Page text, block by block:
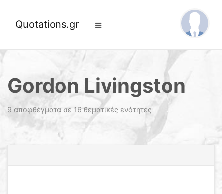
Quotations.gr
Gordon Livingston
9 αποφθέγματα σε 16 θεματικές ενότητες